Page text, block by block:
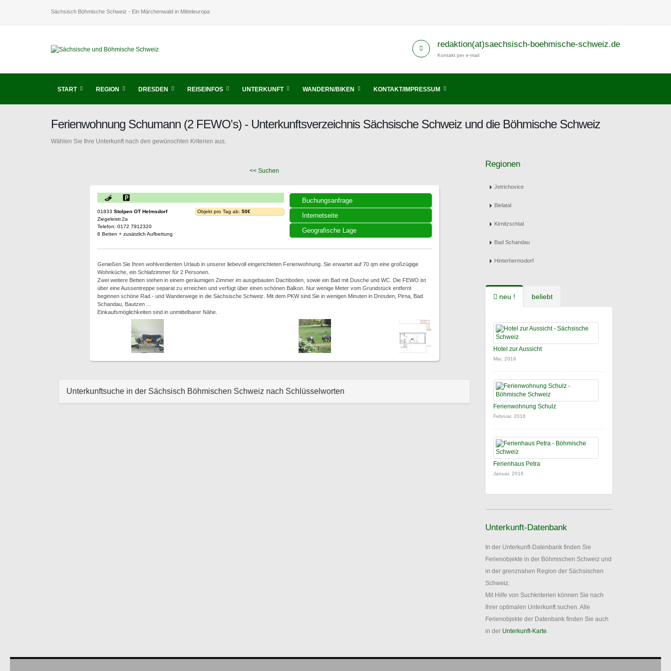
Sächsisch Böhmische Schweiz - Ein Märchenwald in Mitteleuropa
redaktion(at)saechsisch-boehmische-schweiz.de
Kontakt per e-mail
START REGION DRESDEN REISEINFOS UNTERKUNFT WANDERN/BIKEN KONTAKT/IMPRESSUM
Ferienwohnung Schumann (2 FEWO's) - Unterkunftsverzeichnis Sächsische Schweiz und die Böhmische Schweiz
Wählen Sie Ihre Unterkunft nach den gewünschten Kriterien aus.
<< Suchen
Buchungsanfrage
Internetseite
Geografische Lage
01833 Stolpen OT Helmsdorf
Ziegeleistr.2a
Telefon: 0172 7912320
6 Betten + zusätzlich Aufbettung
Objekt pro Tag ab: 50€
Genießen Sie Ihren wohlverdienten Urlaub in unserer liebevoll eingerichteten Ferienwohnung. Sie erwartet auf 70 qm eine großzügige
Wohnküche, ein Schlafzimmer für 2 Personen.
Zwei weitere Betten stehen in einem geräumigen Zimmer im ausgebauten Dachboden, sowie ein Bad mit Dusche und WC. Die FEWO ist
über eine Aussentreppe separat zu erreichen und verfügt über einen schönen Balkon. Nur wenige Meter vom Grundstück entfernt
beginnen schöne Rad - und Wanderwege in die Sächsische Schweiz. Mit dem PKW sind Sie in wenigen Minuten in Dresden, Pirna, Bad
Schandau, Bautzen ...
Einkaufsmöglichkeiten sind in unmittelbarer Nähe.
Unterkunftsuche in der Sächsisch Böhmischen Schweiz nach Schlüsselworten
Regionen
Jetrichovice
Bielatal
Kirnitzschtal
Bad Schandau
Hinterhermsdorf
neu ! beliebt
Hotel zur Aussicht
Mai, 2016
Ferienwohnung Schulz
Februar, 2016
Ferienhaus Petra
Januar, 2016
Unterkunft-Datenbank
In der Unterkunft-Datenbank finden Sie
Ferienobjekte in der Böhmischen Schweiz und
in der grenznahen Region der Sächsischen
Schweiz.
Mit Hilfe von Suchkriterien können Sie nach
Ihrer optimalen Unterkunft suchen. Alle
Ferienobjekte der Datenbank finden Sie auch
in der Unterkunft-Karte.